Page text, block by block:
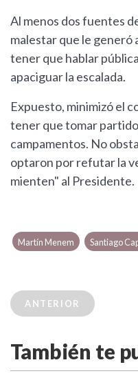
Al menos dos fuentes
malestar que le generó
tener que hablar
apaciguar la escalada.
Expuesto, minimizó el
tener que tomar
campamentos. No
optaron por refutar la
mienten" al Presidente.
Martín Menem Santiago
ANTERIOR
También te